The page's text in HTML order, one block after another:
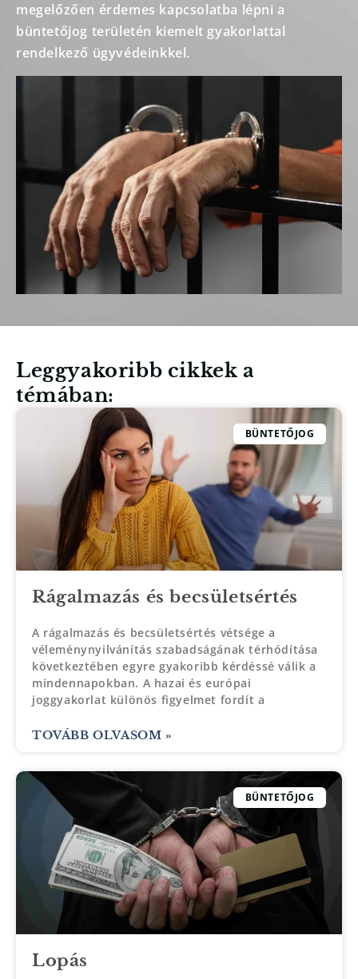
megelőzően érdemes kapcsolatba lépni a
büntetőjog területén kiemelt gyakorlattal
rendelkező ügyvédeinkkel.
Leggyakoribb cikkek a
témában:
BÜNTETŐJOG
Rágalmazás és becsületsértés
A rágalmazás és becsületsértés vétsége a
véleménynyilvánítás szabadságának térhódítása
következtében egyre gyakoribb kérdéssé válik a
mindennapokban. A hazai és európai
joggyakorlat különös figyelmet fordít a
TOVÁBB OLVASOM »
BÜNTETŐJOG
Lopás